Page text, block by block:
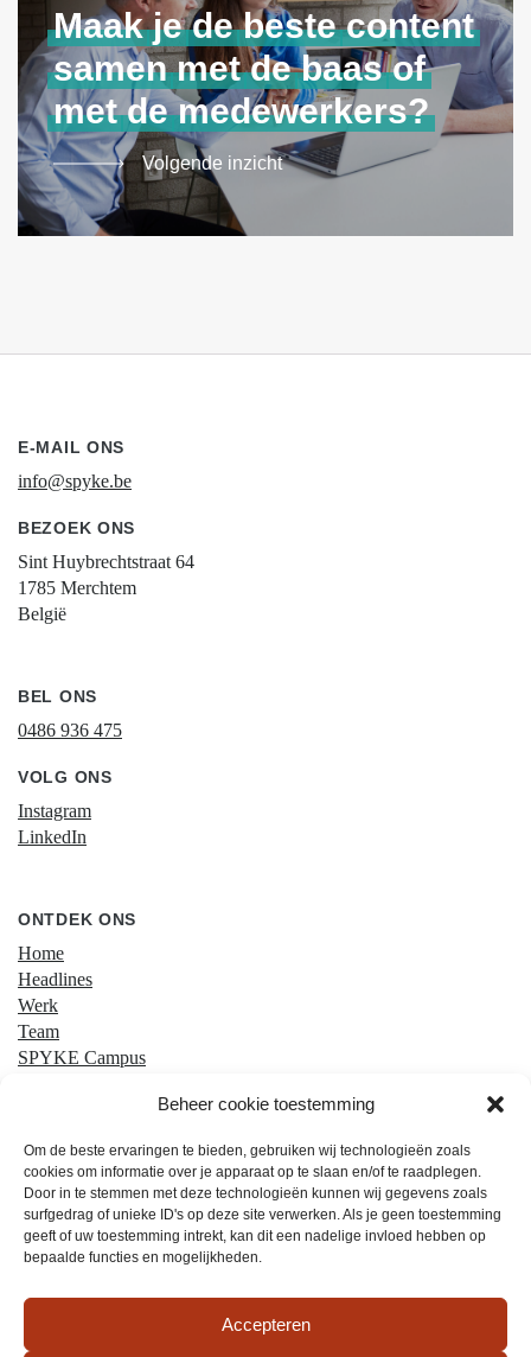
Beheer cookie toestemming
Om de beste ervaringen te bieden, gebruiken wij technologieën zoals
cookies om informatie over je apparaat op te slaan en/of te raadplegen.
Door in te stemmen met deze technologieën kunnen wij gegevens zoals
surfgedrag of unieke ID's op deze site verwerken. Als je geen toestemming
geeft of uw toestemming intrekt, kan dit een nadelige invloed hebben op
bepaalde functies en mogelijkheden.
Accepteren
Maak je de beste content
samen met de baas of
met de medewerkers?
Volgende inzicht
E-MAIL ONS
info@spyke.be
BEZOEK ONS
Sint Huybrechtstraat 64
1785 Merchtem
België
BEL ONS
0486 936 475
VOLG ONS
Instagram
LinkedIn
ONTDEK ONS
Home
Headlines
Werk
Team
SPYKE Campus
Privacy & Cookies
Algemene voorwaarden